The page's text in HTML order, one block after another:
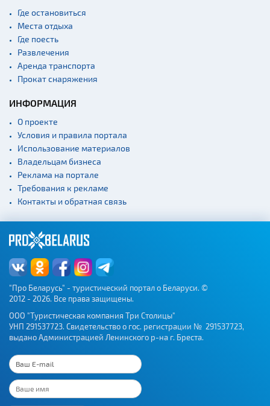
Где остановиться
Места отдыха
Где поесть
Развлечения
Аренда транспорта
Прокат снаряжения
ИНФОРМАЦИЯ
О проекте
Условия и правила портала
Использование материалов
Владельцам бизнеса
Реклама на портале
Требования к рекламе
Контакты и обратная связь
"Про Беларусь" - туристический портал о Беларуси. ©
2012 - 2026. Все права защищены.
ООО "Туристическая компания Три Столицы"
УНП 291537723. Свидетельство о гос. регистрации № 291537723,
выдано Администрацией Ленинского р-на г. Бреста.